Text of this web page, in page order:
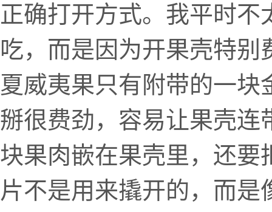
正确打开方式。我平时
吃，而是因为开果壳特
夏威夷果只有附带的一
掰很费劲，容易让果壳连
块果肉嵌在果壳里，还要
片不是用来撬开的，而